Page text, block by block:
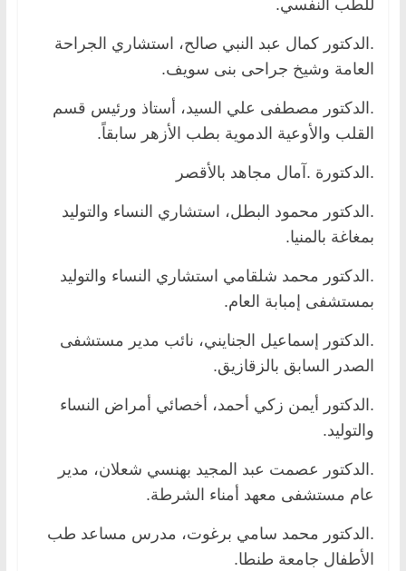
للطب النفسي.
.الدكتور كمال عبد النبي صالح، استشاري الجراحة
العامة وشيخ جراحى بنى سويف.
.الدكتور مصطفى علي السيد، أستاذ ورئيس قسم
القلب والأوعية الدموية بطب الأزهر سابقاً.
.الدكتورة .آمال مجاهد بالأقصر
.الدكتور محمود البطل، استشاري النساء والتوليد
بمغاغة بالمنيا.
.الدكتور محمد شلقامي استشاري النساء والتوليد
بمستشفى إمبابة العام.
.الدكتور إسماعيل الجنايني، نائب مدير مستشفى
الصدر السابق بالزقازيق.
.الدكتور أيمن زكي أحمد، أخصائي أمراض النساء
والتوليد.
.الدكتور عصمت عبد المجيد بهنسي شعلان، مدير
عام مستشفى معهد أمناء الشرطة.
.الدكتور محمد سامي برغوت، مدرس مساعد طب
الأطفال جامعة طنطا.